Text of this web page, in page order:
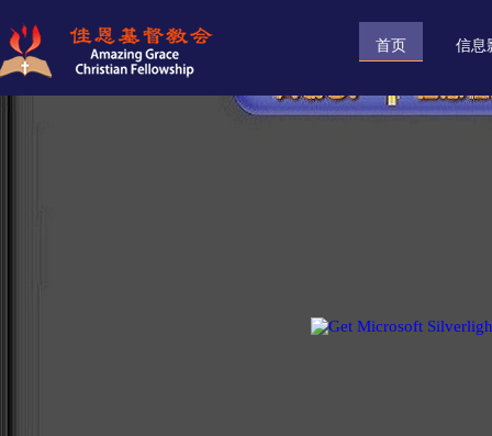
首页 信息